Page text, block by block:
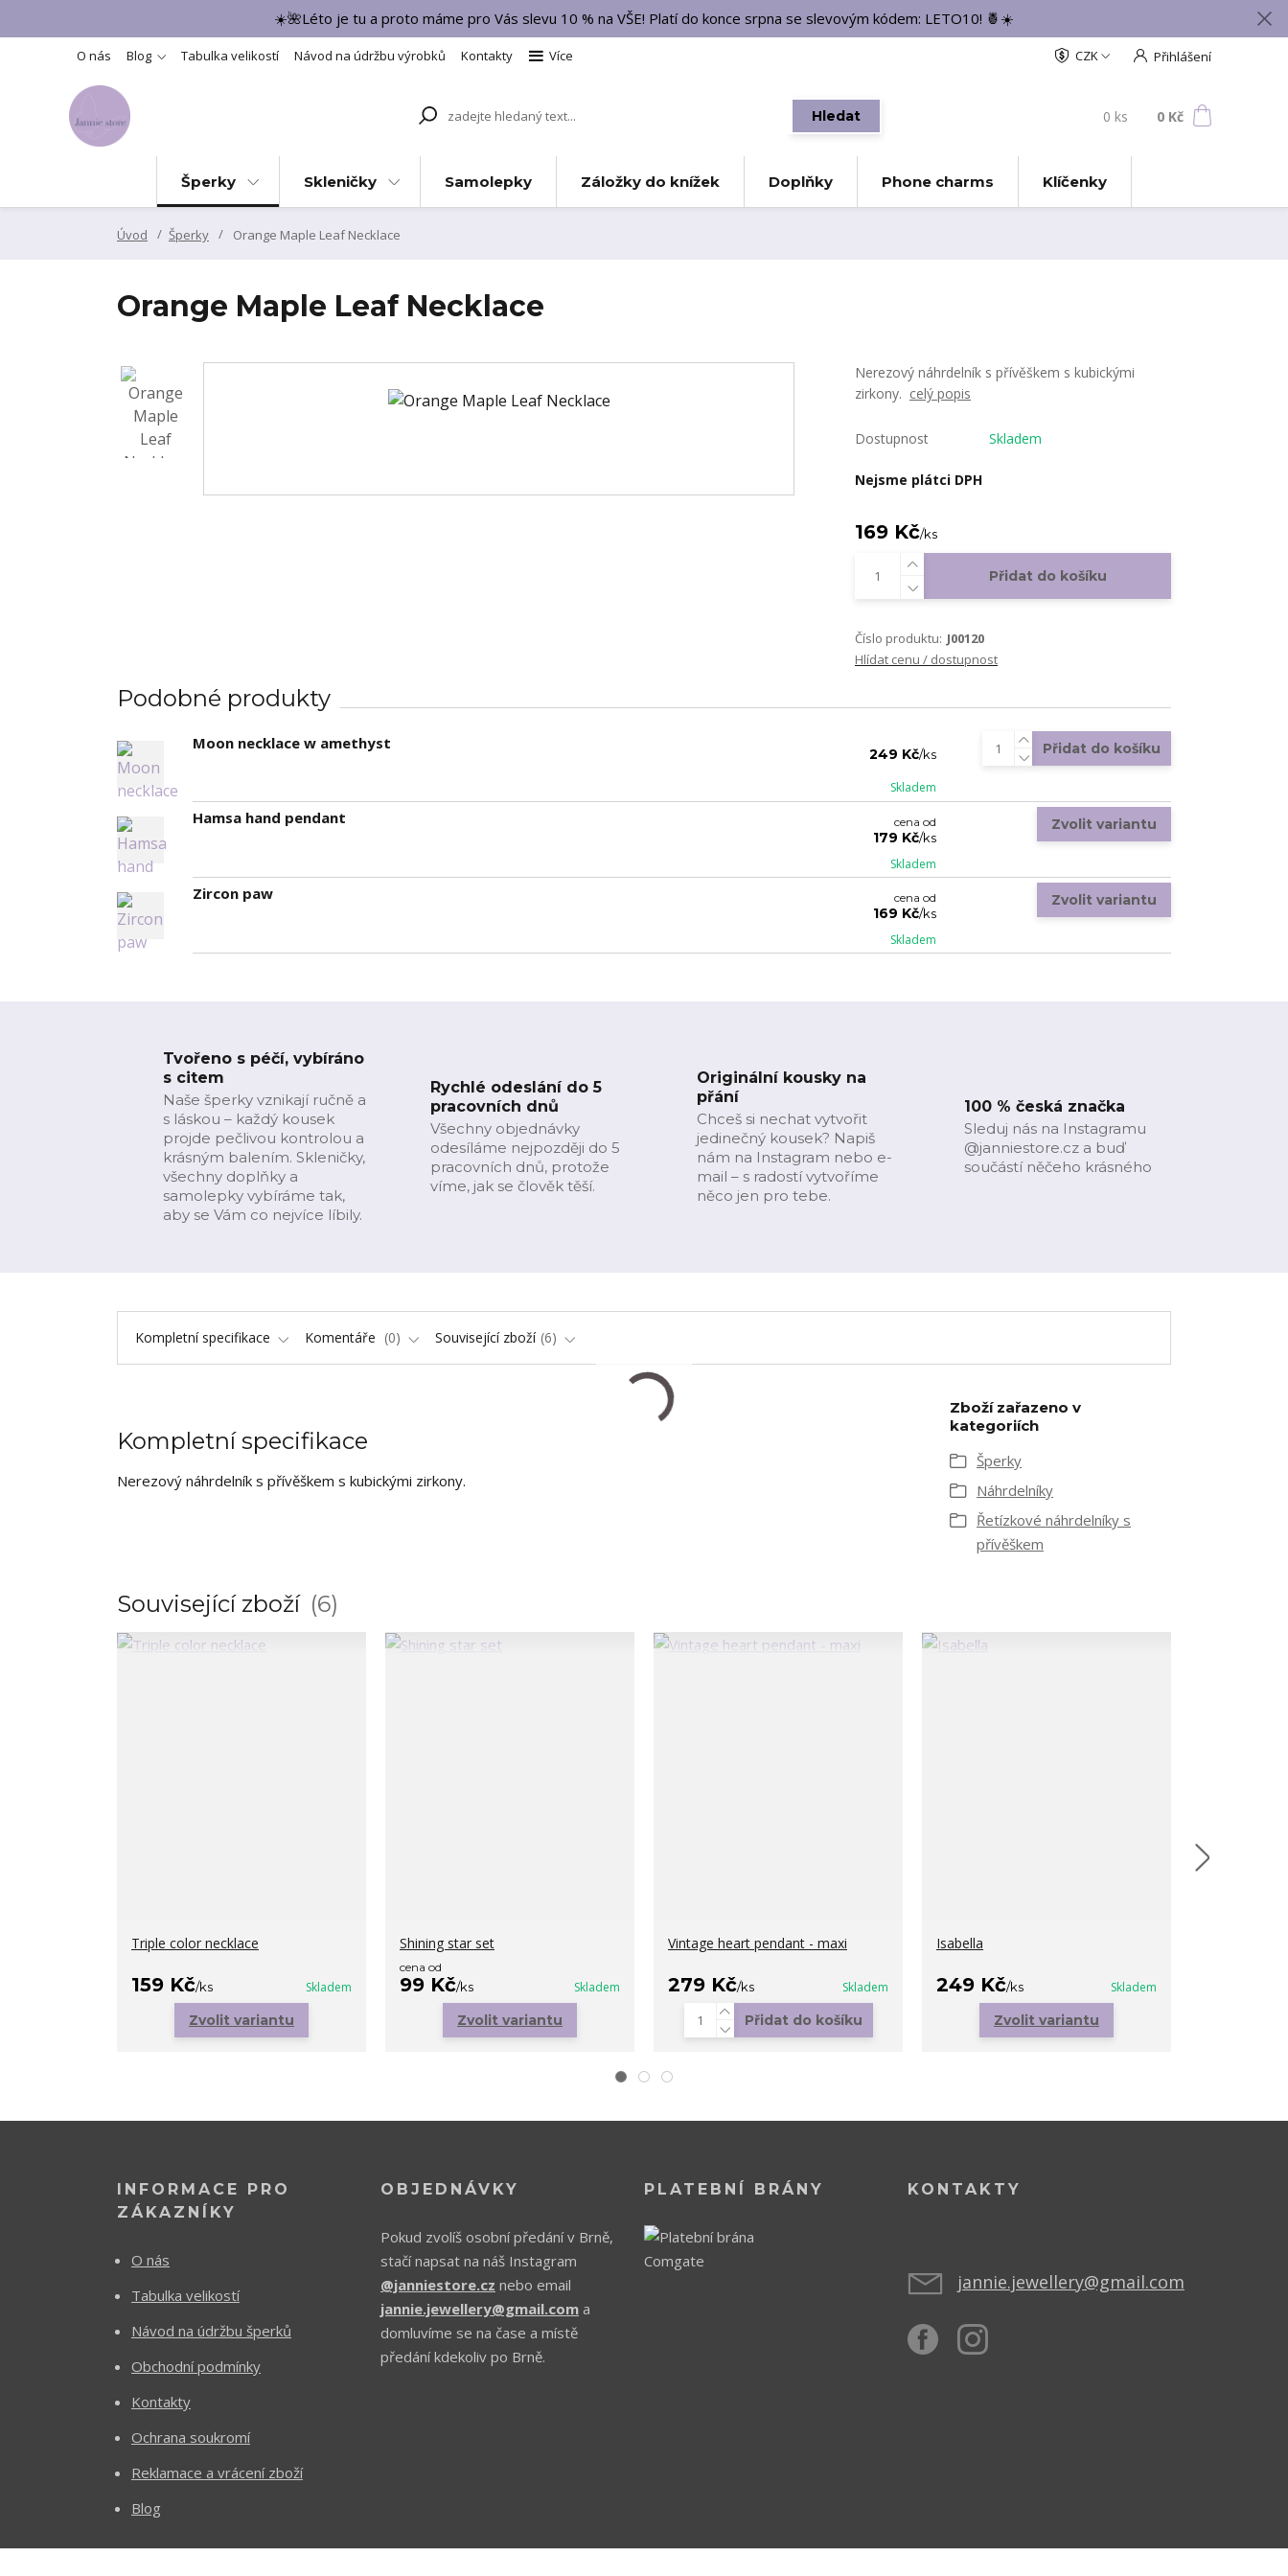
☀️🌺Léto je tu a proto máme pro Vás slevu 10 % na VŠE! Platí do konce srpna se slevovým kódem: LETO10! 🍍☀️
O nás Blog Tabulka velikostí Návod na údržbu výrobků Kontakty Více CZK Přihlášení
Hledat 0 ks 0 Kč
Šperky Skleničky Samolepky Záložky do knížek Doplňky Phone charms Klíčenky
Úvod Šperky Orange Maple Leaf Necklace
Orange Maple Leaf Necklace
Nerezový náhrdelník s přívěškem s kubickými
zirkony. celý popis
Dostupnost Skladem
Nejsme plátci DPH
169 Kč/ks
Přidat do košíku
Číslo produktu: J00120
Hlídat cenu / dostupnost
Podobné produkty
Moon necklace w amethyst
249 Kč/ks
Skladem
Přidat do košíku
Hamsa hand pendant cena od
179 Kč/ks
Skladem
Zvolit variantu
Zircon paw cena od
169 Kč/ks
Skladem
Zvolit variantu
Tvořeno s péčí, vybíráno
s citem
Naše šperky vznikají ručně a
s láskou – každý kousek
projde pečlivou kontrolou a
krásným balením. Skleničky,
všechny doplňky a
samolepky vybíráme tak,
aby se Vám co nejvíce líbily.
Rychlé odeslání do 5
pracovních dnů
Všechny objednávky
odesíláme nejpozději do 5
pracovních dnů, protože
víme, jak se člověk těší.
Originální kousky na
přání
Chceš si nechat vytvořit
jedinečný kousek? Napiš
nám na Instagram nebo e-
mail – s radostí vytvoříme
něco jen pro tebe.
100 % česká značka
Sleduj nás na Instagramu
@janniestore.cz a buď
součástí něčeho krásného
Kompletní specifikace Komentáře 0 Související zboží 6
Kompletní specifikace
Nerezový náhrdelník s přívěškem s kubickými zirkony.
Zboží zařazeno v
kategoriích
Šperky
Náhrdelníky
Řetízkové náhrdelníky s
přívěškem
Související zboží 6
Triple color necklace
159 Kč/ks Skladem
Zvolit variantu
Shining star set
cena od
99 Kč/ks Skladem
Zvolit variantu
Vintage heart pendant - maxi
279 Kč/ks Skladem
Přidat do košíku
Isabella
249 Kč/ks Skladem
Zvolit variantu
INFORMACE PRO
ZÁKAZNÍKY
O nás
Tabulka velikostí
Návod na údržbu šperků
Obchodní podmínky
Kontakty
Ochrana soukromí
Reklamace a vrácení zboží
Blog
OBJEDNÁVKY
Pokud zvolíš osobní předání v Brně,
stačí napsat na náš Instagram
@janniestore.cz nebo email
jannie.jewellery@gmail.com a
domluvíme se na čase a místě
předání kdekoliv po Brně.
PLATEBNÍ BRÁNY KONTAKTY
jannie.jewellery@gmail.com